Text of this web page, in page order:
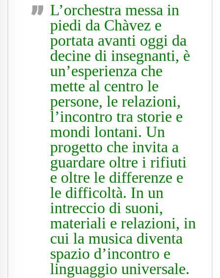
L’orchestra messa in
piedi da Chàvez e
portata avanti oggi da
decine di insegnanti, è
un’esperienza che
mette al centro le
persone, le relazioni,
l’incontro tra storie e
mondi lontani. Un
progetto che invita a
guardare oltre i rifiuti
e oltre le differenze e
le difficoltà. In un
intreccio di suoni,
materiali e relazioni, in
cui la musica diventa
spazio d’incontro e
linguaggio universale.